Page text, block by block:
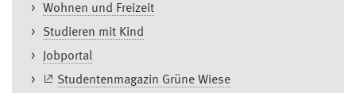
Wohnen und Freizeit
Studieren mit Kind
Jobportal
Studentenmagazin Grüne Wiese